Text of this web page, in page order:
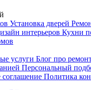
Установка дверей
интерьеров Кухни
услуги Блог про
Персональный
соглашение Политика